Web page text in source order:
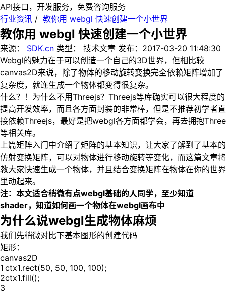
API接口，开发服务，免费咨询服务
行业资讯 / 教你用 webgl 快速创建一个小世界
教你用 webgl 快速创建一个小世界
来源： SDK.cn 类型： 技术文章 发布： 2017-03-20 11:48:30
Webgl的魅力在于可以创造一个自己的3D世界，但相比较
canvas2D来说，除了物体的移动旋转变换完全依赖矩阵增加了
复杂度，就连生成一个物体都变得很复杂。
什么？！为什么不用Threejs？Threejs等库确实可以很大程度的
提高开发效率，而且各方面封装的非常棒，但是不推荐初学者直
接依赖Threejs，最好是把webgl各方面都学会，再去拥抱Three
等相关库。
上篇矩阵入门中介绍了矩阵的基本知识，让大家了解到了基本的
仿射变换矩阵，可以对物体进行移动旋转等变化，而这篇文章将
教大家快速生成一个物体，并且结合变换矩阵在物体在你的世界
里动起来。
注：本文适合稍微有点webgl基础的人同学，至少知道
shader，知道如何画一个物体在webgl画布中
为什么说webgl生成物体麻烦
我们先稍微对比下基本图形的创建代码
矩形：
canvas2D
1
2
3
ctx1.rect(50, 50, 100, 100);
ctx1.fill();